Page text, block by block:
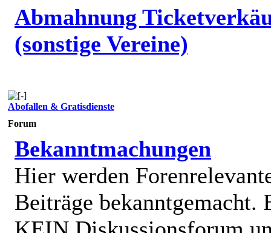
Abmahnung
(sonstige Vereine)
Abofallen & Gratisdienste
Forum
Bekanntmachungen
Hier werden
Beiträge bekanntgemacht.